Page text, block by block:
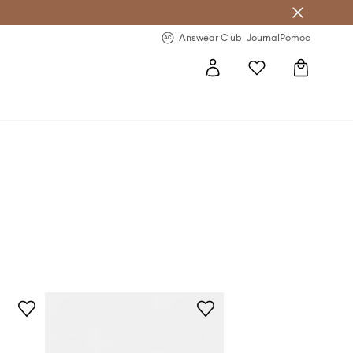
Answear Club JournalPomoc